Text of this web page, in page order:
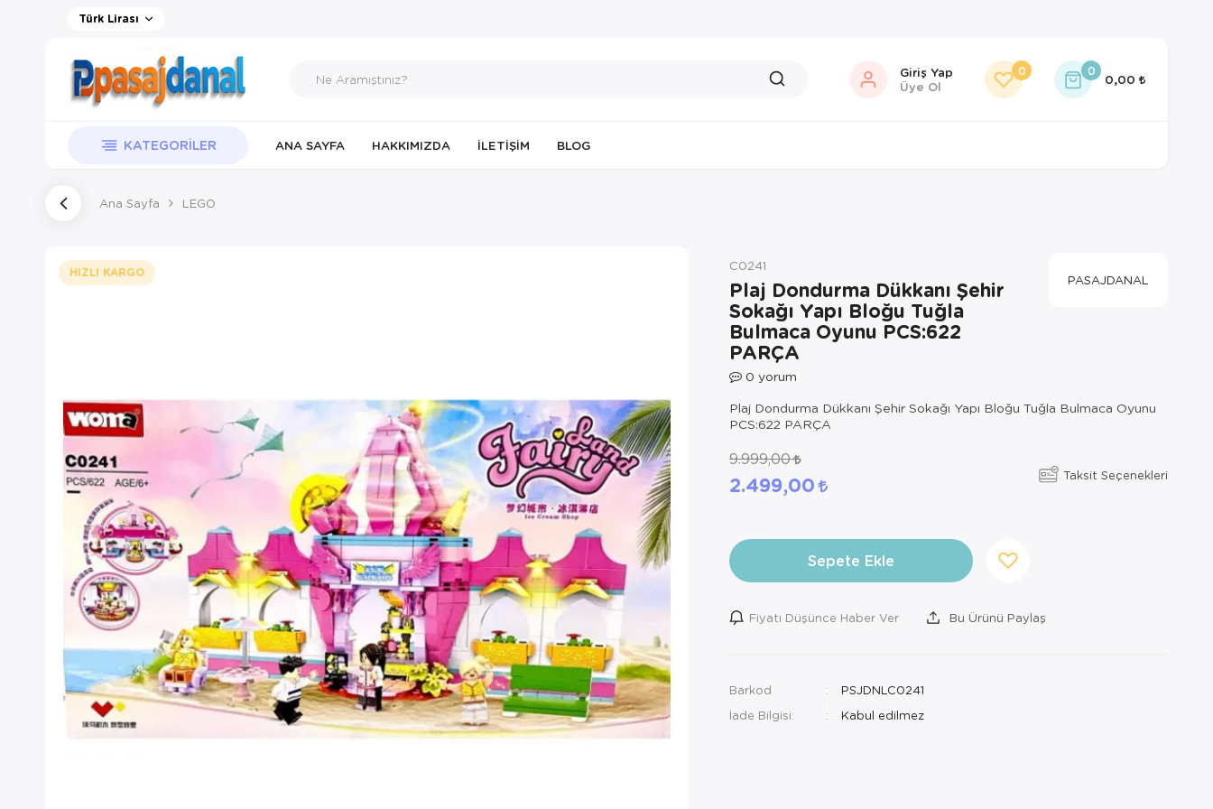
Türk Lirası
Giriş Yap
Üye Ol
0 0
0,00
KATEGORILER ANA SAYFA HAKKIMIZDA İLETIŞIM BLOG
Ana Sayfa LEGO
HIZLI KARGO C0241
Plaj Dondurma Dükkanı Şehir
Sokağı Yapı Bloğu Tuğla
Bulmaca Oyunu PCS:622
PARÇA
0 yorum
PASAJDANAL
Plaj Dondurma Dükkanı Şehir Sokağı Yapı Bloğu Tuğla Bulmaca Oyunu
PCS:622 PARÇA
9.999,00
2.499,00 Taksit Seçenekleri
Sepete Ekle
Fiyatı Düşünce Haber Ver Bu Ürünü Paylaş
Barkod
PSJDNLC0241
İade Bilgisi: